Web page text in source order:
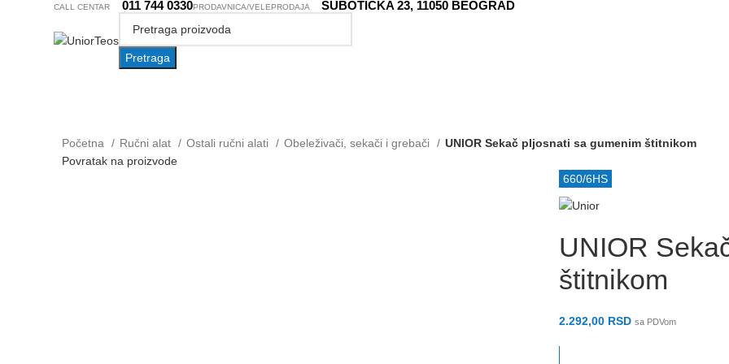
CALL CENTAR 011 744 0330PRODAVNICA/VELEPRODAJA SUBOTIČKA 23, 11050 BEOGRAD
Pretraga
Početna Ručni alat Ostali ručni alati Obeleživači, sekači i grebači
UNIOR Sekač pljosnati sa gumenim štitnikom
Povratak na proizvode
660/6HS
UNIOR
štitnikom
2.292,00 RSD sa PDVom